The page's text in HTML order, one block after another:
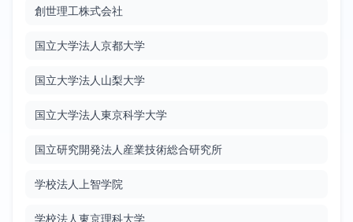
Google Patents
JP2010027591
Filed: 2/4/2010 Granted: 8/19/2011
創世理工株式会社
国立大学法人京都大学
国立大学法人山梨大学
国立大学法人東京科学大学
国立研究開発法人産業技術総合研究所
学校法人上智学院
学校法人東京理科大学